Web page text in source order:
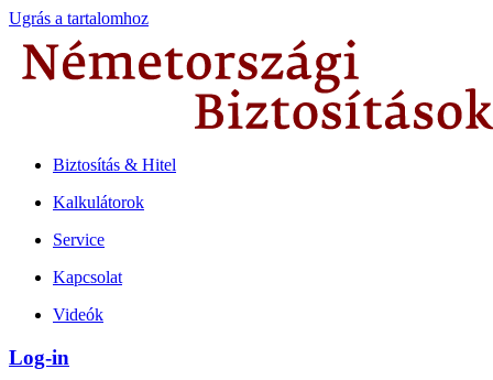
Ugrás a tartalomhoz
Biztosítás & Hitel
Kalkulátorok
Service
Kapcsolat
Videók
Log-in